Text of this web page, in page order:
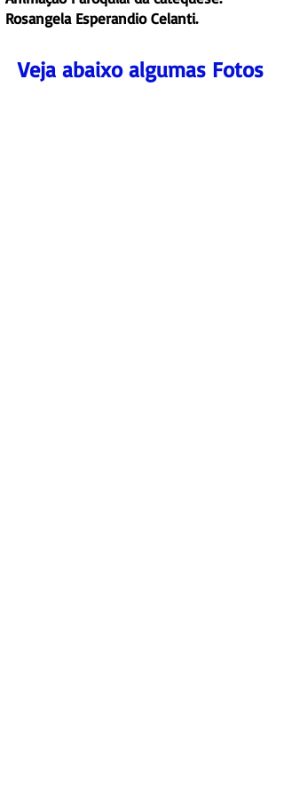
Rosangela Esperandio Celanti.
Veja abaixo algumas Fotos